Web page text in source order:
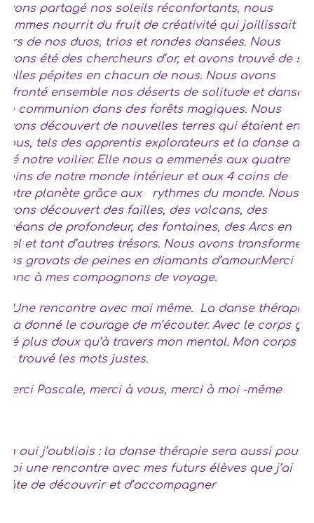
avons partagé nos soleils réconfortants, nous
sommes nourrit du fruit de créativité qui jaillissait
lors de nos duos, trios et rondes dansées. Nous
avons été des chercheurs d’or, et avons trouvé de si
belles pépites en chacun de nous. Nous avons
affronté ensemble nos déserts de solitude et dansé
en communion dans des forêts magiques. Nous
avons découvert de nouvelles terres qui étaient en
nous, tels des apprentis explorateurs et la danse a
été notre voilier. Elle nous a emmenés aux quatre
coins de notre monde intérieur et aux 4 coins de
notre planète grâce aux rythmes du monde. Nous
avons découvert des failles, des volcans, des
océans de profondeur, des fontaines, des Arcs en
ciel et tant d’autres trésors. Nous avons transformé
nos gravats de peines en diamants d’amour.Merci
donc à mes compagnons de voyage.
… Une rencontre avec moi même. La danse thérapie
m’a donné le courage de m’écouter. Avec le corps ça
été plus doux qu’à travers mon mental. Mon corps a
su trouvé les mots justes.
Merci Pascale, merci à vous, merci à moi -même
Ah oui j’oubliais : la danse thérapie sera aussi pour
moi une rencontre avec mes futurs élèves que j’ai
hâte de découvrir et d’accompagner